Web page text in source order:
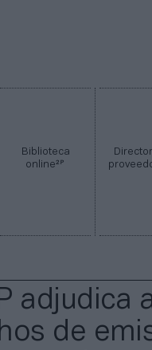
Biblioteca
online2P
adjudica
de